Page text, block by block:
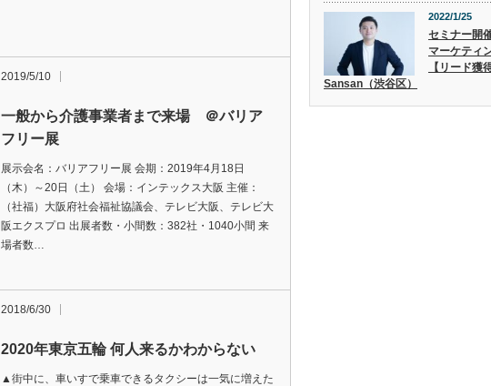
2019/5/10
一般から介護事業者まで来場 ＠バリア
フリー展
展示会名：バリアフリー展 会期：2019年4月18日
（木）～20日（土） 会場：インテックス大阪 主催：
（社福）大阪府社会福祉協議会、テレビ大阪、テレビ大
阪エクスプロ 出展者数・小間数：382社・1040小間 来
場者数…
2018/6/30
2020年東京五輪 何人来るかわからない
▲街中に、車いすで乗車できるタクシーは一気に増えた
2022/1/25
セミナー開
マーケティ
【リード獲
Sansan（渋谷区）